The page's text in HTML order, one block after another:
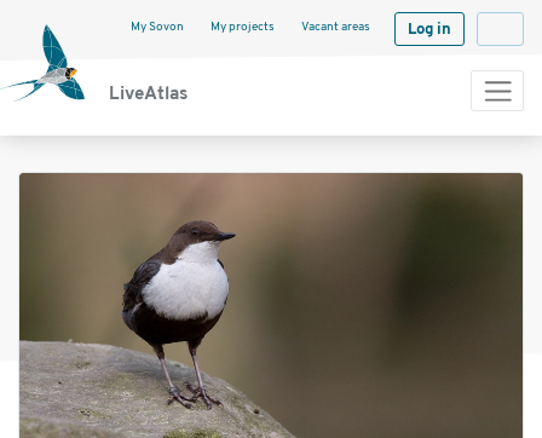
LiveAtlas
My Sovon My projects Vacant areas
Log in